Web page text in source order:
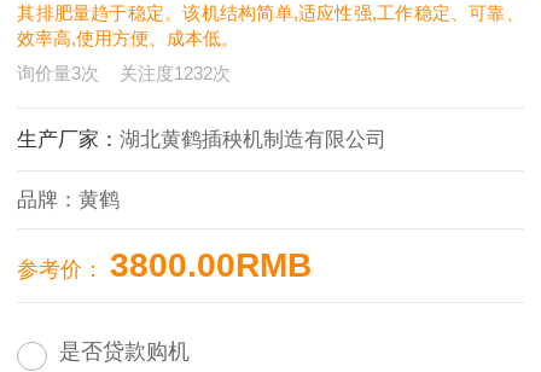
其排肥量趋于稳定。该机结构简单,适应性强,工作稳定、可靠、
效率高,使用方便、成本低。
询价量3次 关注度1232次
生产厂家：湖北黄鹤插秧机制造有限公司
品牌：黄鹤
参考价：3800.00RMB
是否贷款购机